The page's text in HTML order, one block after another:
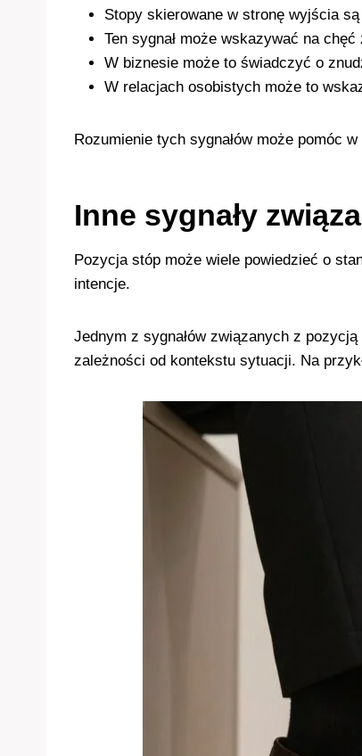
Stopy skierowane w stronę wyjścia
Ten sygnał może wskazywać na
W biznesie może to świadczyć o
W relacjach osobistych może to
Rozumienie tych sygnałów może pomóc
Inne sygnały
Pozycja stóp może wiele powiedzieć o
intencje.
Jednym z sygnałów związanych z
zależności od kontekstu sytuacji. Na